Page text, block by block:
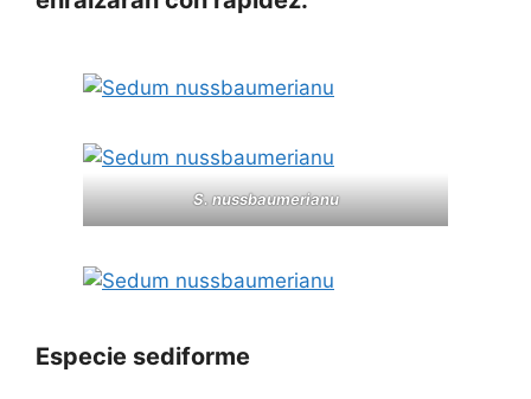
S. nussbaumerianu
Especie sediforme